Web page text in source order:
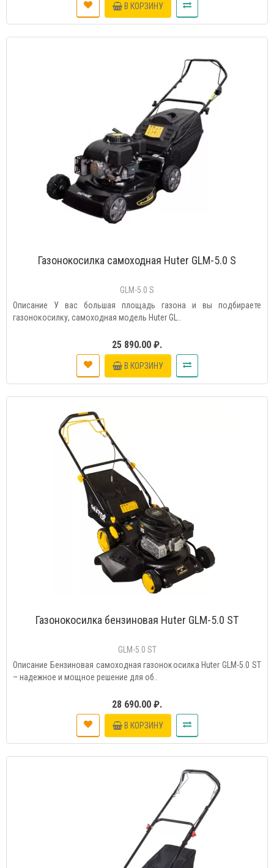
В КОРЗИНУ
Газонокосилка самоходная Huter GLM-5.0 S
GLM-5.0 S
Описание У вас большая площадь газона и вы подбираете
газонокосилку, самоходная модель Huter GL..
25 890.00 ₽.
В КОРЗИНУ
Газонокосилка бензиновая Huter GLM-5.0 ST
GLM-5.0 ST
Описание Бензиновая самоходная газонокосилка Huter GLM-5.0 ST
– надежное и мощное решение для об..
28 690.00 ₽.
В КОРЗИНУ